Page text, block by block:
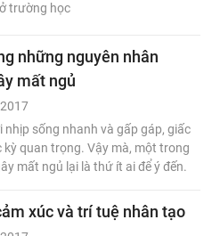
trường học
những nguyên nhân
mất ngủ
nhịp sống nhanh và gấp gáp, giấc
kỳ quan trọng. Vậy mà, một trong
mất ngủ lại là thứ ít ai để ý đến.
xúc và trí tuệ nhân tạo